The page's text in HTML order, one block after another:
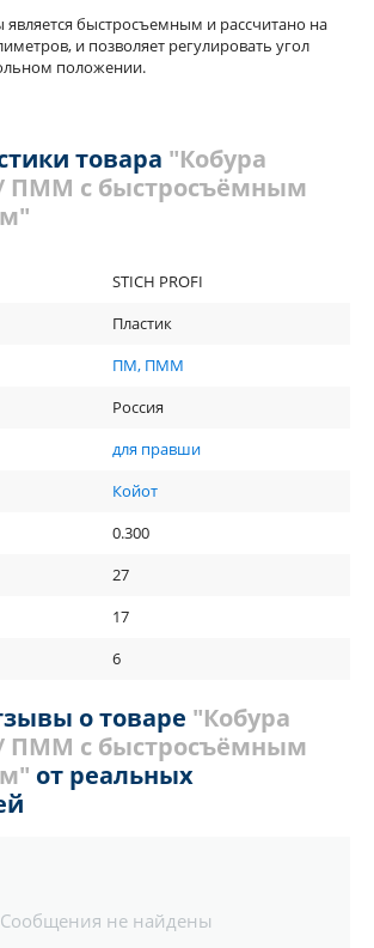
быстросъемным и рассчитано на
и позволяет регулировать угол
положении.
товара "Кобура
ПММ с быстросъёмным
STICH PROFI
Пластик
ПМ, ПММ
Россия
для правши
Койот
0.300
27
17
6
о товаре "Кобура
ПММ с быстросъёмным
от реальных
Сообщения не найдены